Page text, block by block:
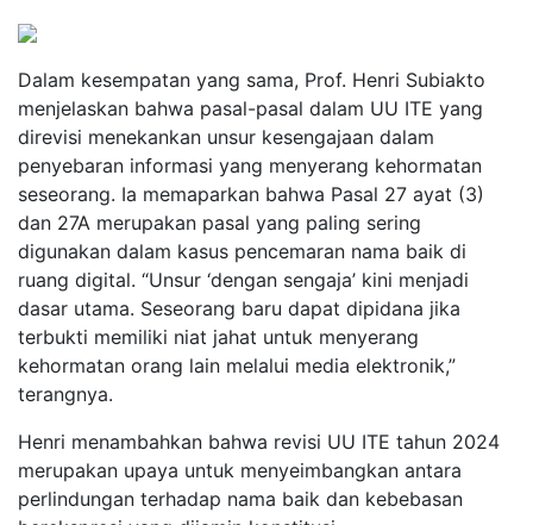
Dalam kesempatan yang sama, Prof. Henri Subiakto
menjelaskan bahwa pasal-pasal dalam UU ITE yang
direvisi menekankan unsur kesengajaan dalam
penyebaran informasi yang menyerang kehormatan
seseorang. Ia memaparkan bahwa Pasal 27 ayat (3)
dan 27A merupakan pasal yang paling sering
digunakan dalam kasus pencemaran nama baik di
ruang digital. “Unsur ‘dengan sengaja’ kini menjadi
dasar utama. Seseorang baru dapat dipidana jika
terbukti memiliki niat jahat untuk menyerang
kehormatan orang lain melalui media elektronik,”
terangnya.
Henri menambahkan bahwa revisi UU ITE tahun 2024
merupakan upaya untuk menyeimbangkan antara
perlindungan terhadap nama baik dan kebebasan